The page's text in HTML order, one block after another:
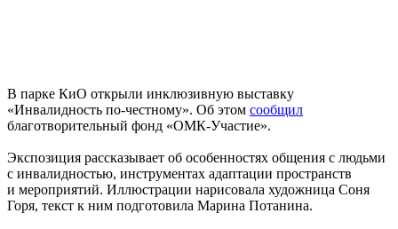
В парке КиО открыли инклюзивную выставку
«Инвалидность по-честному». Об этом сообщил
благотворительный фонд «ОМК-Участие».
Экспозиция рассказывает об особенностях общения с людьми
с инвалидностью, инструментах адаптации пространств
и мероприятий. Иллюстрации нарисовала художница Соня
Горя, текст к ним подготовила Марина Потанина.